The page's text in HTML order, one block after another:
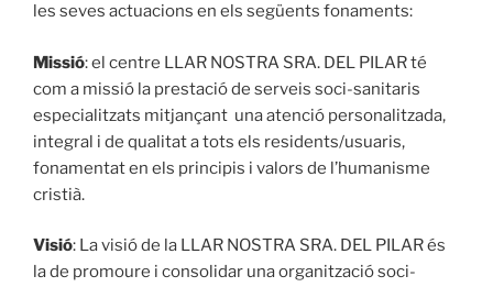
les seves actuacions en els següents fonaments:
Missió: el centre LLAR NOSTRA SRA. DEL PILAR té
com a missió la prestació de serveis soci-sanitaris
especialitzats mitjançant una atenció personalitzada,
integral i de qualitat a tots els residents/usuaris,
fonamentat en els principis i valors de l’humanisme
cristià.
Visió: La visió de la LLAR NOSTRA SRA. DEL PILAR és
la de promoure i consolidar una organització soci-